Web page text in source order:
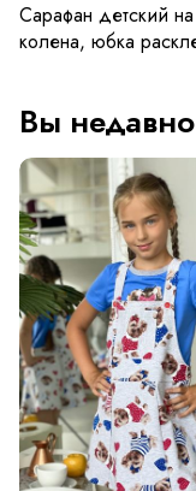
Сарафан детский
колена, юбка
Вы